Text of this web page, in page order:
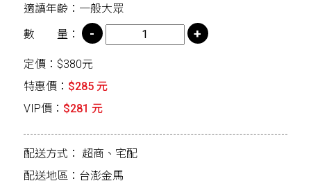
適讀年齡：一般大眾
數 量：
定價：$380元
特惠價： $285 元
VIP價： $281 元
配送方式： 超商、宅配
配送地區：台澎金馬